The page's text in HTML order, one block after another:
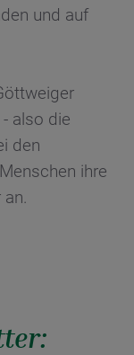
und auf
also die
den
ihre